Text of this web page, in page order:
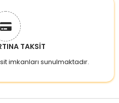
TAKSİT
imkanları sunulmaktadır.